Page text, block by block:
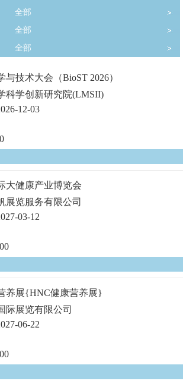
全部
全部
全部
技术大会（BioST 2026）
科学创新研究院(LMSII)
12-03
大健康产业博览会
展览服务有限公司
03-12
养展{HNC健康营养展}
际展览有限公司
06-22